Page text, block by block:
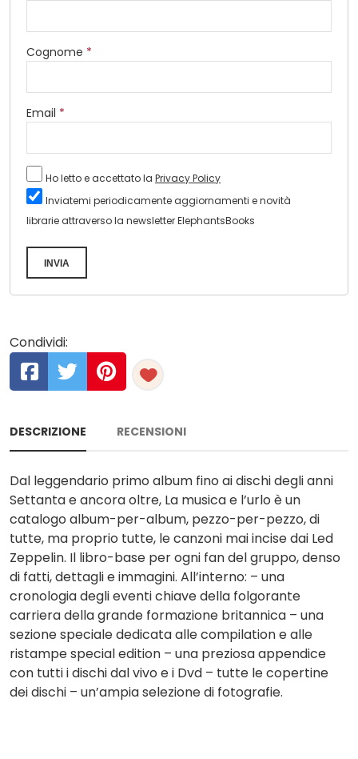
Cognome *
Email *
Ho letto e accettato la Privacy Policy
Inviatemi periodicamente aggiornamenti e novità
librarie attraverso la newsletter ElephantsBooks
INVIA
Condividi:
DESCRIZIONE RECENSIONI
Dal leggendario primo album fino ai dischi degli anni
Settanta e ancora oltre, La musica e l’urlo è un
catalogo album-per-album, pezzo-per-pezzo, di
tutte, ma proprio tutte, le canzoni mai incise dai Led
Zeppelin. Il libro-base per ogni fan del gruppo, denso
di fatti, dettagli e immagini. All’interno: – una
cronologia degli eventi chiave della folgorante
carriera della grande formazione britannica – una
sezione speciale dedicata alle compilation e alle
ristampe special edition – una preziosa appendice
con tutti i dischi dal vivo e i Dvd – tutte le copertine
dei dischi – un’ampia selezione di fotografie.